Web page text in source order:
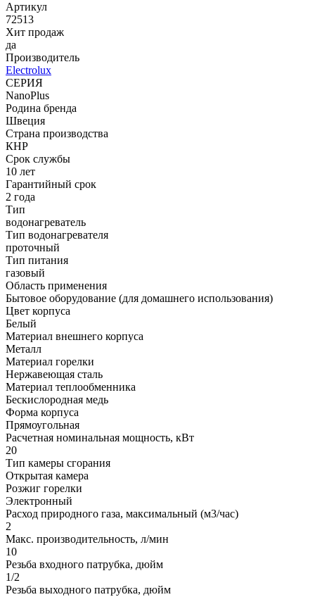
Артикул
72513
Хит продаж
да
Производитель
Electrolux
СЕРИЯ
NanoPlus
Родина бренда
Швеция
Страна производства
КНР
Срок службы
10 лет
Гарантийный срок
2 года
Тип
водонагреватель
Тип водонагревателя
проточный
Тип питания
газовый
Область применения
Бытовое оборудование (для домашнего использования)
Цвет корпуса
Белый
Материал внешнего корпуса
Металл
Материал горелки
Нержавеющая сталь
Материал теплообменника
Бескислородная медь
Форма корпуса
Прямоугольная
Расчетная номинальная мощность, кВт
20
Тип камеры сгорания
Открытая камера
Розжиг горелки
Электронный
Расход природного газа, максимальный (м3/час)
2
Макс. производительность, л/мин
10
Резьба входного патрубка, дюйм
1/2
Резьба выходного патрубка, дюйм